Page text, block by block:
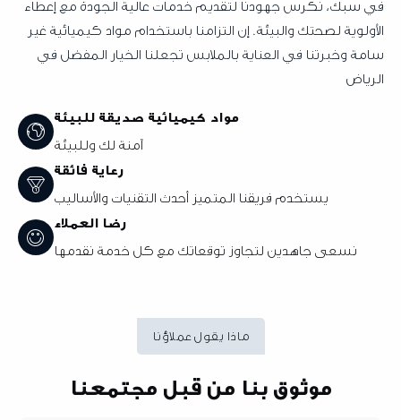
نكرس جهودنا لتقديم خدمات عالية الجودة مع إعطاء
لصحتك والبيئة. إن التزامنا باستخدام مواد كيميائية غير
وخبرتنا في العناية بالملابس تجعلنا الخيار المفضل في
مواد كيميائية صديقة للبيئة
آمنة لك وللبيئة
رعاية فائقة
يستخدم فريقنا المتميز أحدث التقنيات والأساليب
رضا العملاء
نسعى جاهدين لتجاوز توقعاتك مع كل خدمة نقدمها
ماذا يقول عملاؤنا
موثوق بنا من قبل مجتمعنا